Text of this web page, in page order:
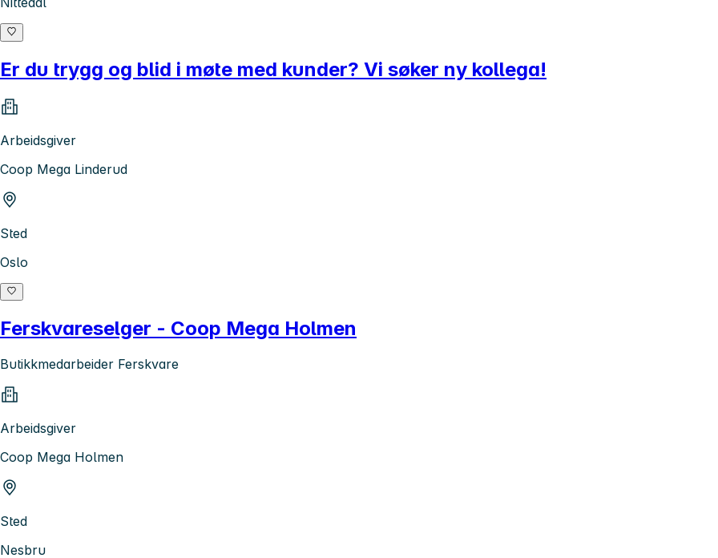
Er du trygg og blid i møte med kunder? Vi søker ny kollega!
Arbeidsgiver
Coop Mega Linderud
Sted
Oslo
Ferskvareselger - Coop Mega Holmen
Butikkmedarbeider Ferskvare
Arbeidsgiver
Coop Mega Holmen
Sted
Nesbru